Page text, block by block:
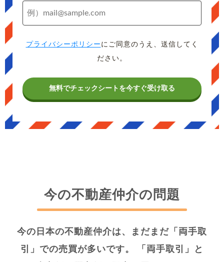
プライバシーポリシー にご同意のうえ、送信してく
ださい。
今の不動産仲介の問題
今の日本の不動産仲介は、まだまだ「両手取
引」での売買が多いです。 「両手取引」と